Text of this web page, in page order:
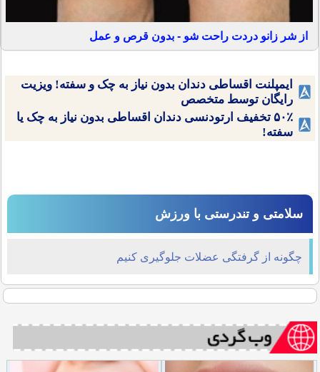
از شر زانو دردت راحت شو - بدون قرص و عمل
ایمپلنت اقساطی دندان بدون نیاز به چک و سفته! ویزیت
رایگان توسط متخصص
۵۰٪ تخفیف ارتودنسی دندان اقساطی بدون نیاز به چک یا
سفته!
سلامتی و تندرستی با ورزش
چگونه از گرفتگی عضلات جلوگیری کنیم